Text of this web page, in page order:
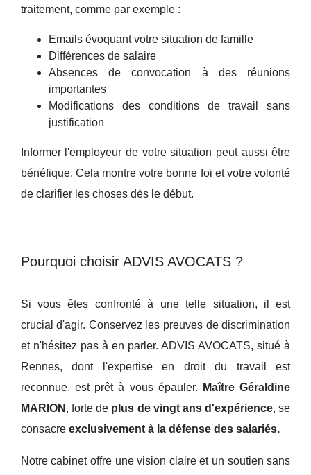
traitement, comme par exemple :
Emails évoquant votre situation de famille
Différences de salaire
Absences de convocation à des réunions
importantes
Modifications des conditions de travail sans
justification
Informer l'employeur de votre situation peut aussi être
bénéfique. Cela montre votre bonne foi et votre volonté
de clarifier les choses dès le début.
Pourquoi choisir ADVIS AVOCATS ?
Si vous êtes confronté à une telle situation, il est
crucial d'agir. Conservez les preuves de discrimination
et n'hésitez pas à en parler. ADVIS AVOCATS, situé à
Rennes, dont l'expertise en droit du travail est
reconnue, est prêt à vous épauler.
Maître Géraldine
MARION , forte de plus de vingt ans d'expérience, se
consacre exclusivement à la défense des salariés.
Notre cabinet offre une vision claire et un soutien sans